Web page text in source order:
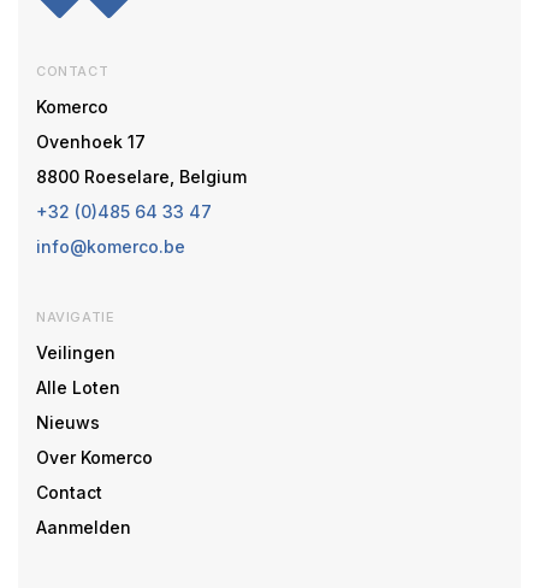
CONTACT
Komerco
Ovenhoek 17
8800 Roeselare, Belgium
+32 (0)485 64 33 47
info@komerco.be
NAVIGATIE
Veilingen
Alle Loten
Nieuws
Over Komerco
Contact
Aanmelden